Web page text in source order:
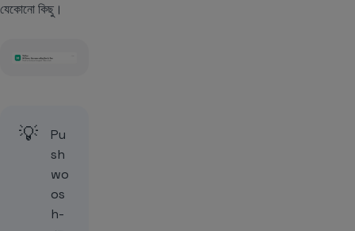
যেকোনো কিছু।
💡
Pu
sh
wo
os
h-